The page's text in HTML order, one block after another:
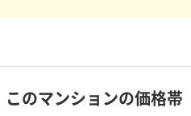
このマンションの価格帯